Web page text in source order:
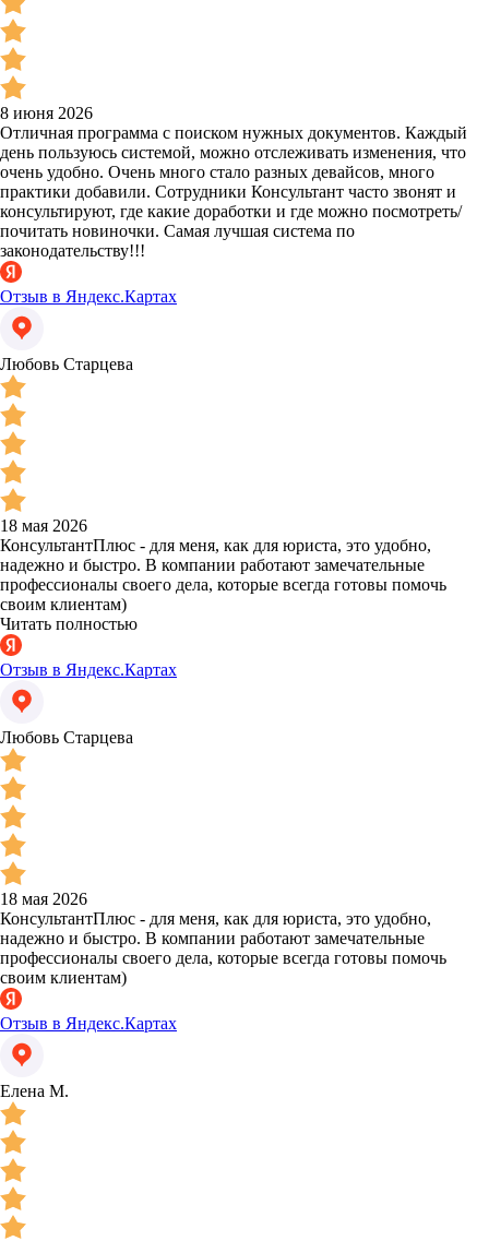
8 июня 2026
Отличная программа с поиском нужных документов. Каждый
день пользуюсь системой, можно отслеживать изменения, что
очень удобно. Очень много стало разных девайсов, много
практики добавили. Сотрудники Консультант часто звонят и
консультируют, где какие доработки и где можно посмотреть/
почитать новиночки. Самая лучшая система по
законодательству!!!
Отзыв в Яндекс.Картах
Любовь Старцева
18 мая 2026
КонсультантПлюс - для меня, как для юриста, это удобно,
надежно и быстро. В компании работают замечательные
профессионалы своего дела, которые всегда готовы помочь
своим клиентам)
Читать полностью
Отзыв в Яндекс.Картах
Любовь Старцева
18 мая 2026
КонсультантПлюс - для меня, как для юриста, это удобно,
надежно и быстро. В компании работают замечательные
профессионалы своего дела, которые всегда готовы помочь
своим клиентам)
Отзыв в Яндекс.Картах
Елена М.